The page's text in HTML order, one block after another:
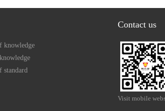
knowledge
standard
Contact us
Visit mobile